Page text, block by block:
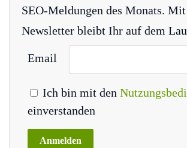
SEO-Meldungen des Monats.
Newsletter bleibt Ihr auf dem
Email
Ich bin mit den
einverstanden